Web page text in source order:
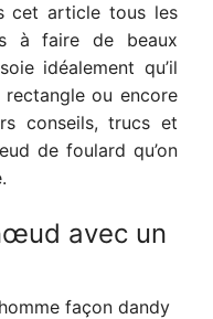
cet article tous les
à faire de beaux
idéalement qu’il
ou encore
conseils, trucs et
de foulard qu’on
avec un
façon dandy